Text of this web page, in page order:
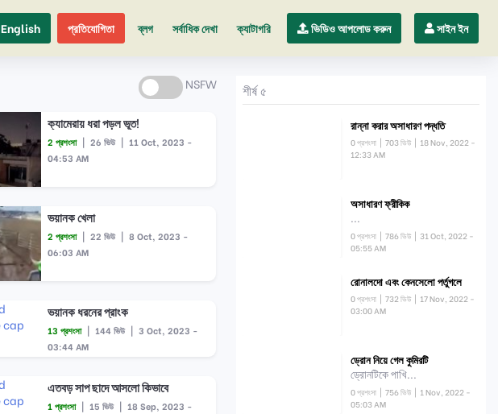
English প্রতিযোগিতা ব্লগ সর্বাধিক দেখা ক্যাটাগরি ভিডিও আপলোড করুন সাইন ইন
NSFW
ক্যামেরায় ধরা পড়ল ভূত!
2 প্রশংসা | 26 ভিউ | 11 Oct, 2023 -
04:53 AM
ভয়ানক খেলা
2 প্রশংসা | 22 ভিউ | 8 Oct, 2023 -
06:03 AM
ভয়ানক ধরনের প্রাংক
13 প্রশংসা | 144 ভিউ | 3 Oct, 2023 -
03:44 AM
এতবড় সাপ ছাদে আসলো কিভাবে
1 প্রশংসা | 15 ভিউ | 18 Sep, 2023 -
শীর্ষ ৫
রান্না করার অসাধারণ পদ্ধতি
0 প্রশংসা| 703 ভিউ | 18 Nov, 2022 -
12:33 AM
অসাধারণ ফ্রীকিক
...
0 প্রশংসা| 786 ভিউ | 31 Oct, 2022 -
05:55 AM
রোনালদো এবং কেনসেলো পর্তুগলে
0 প্রশংসা| 732 ভিউ | 17 Nov, 2022 -
03:00 AM
ড্রোন নিয়ে গেল কুমিরটি
ড্রোনটিকে পাখি...
0 প্রশংসা| 756 ভিউ | 1 Nov, 2022 -
05:03 AM